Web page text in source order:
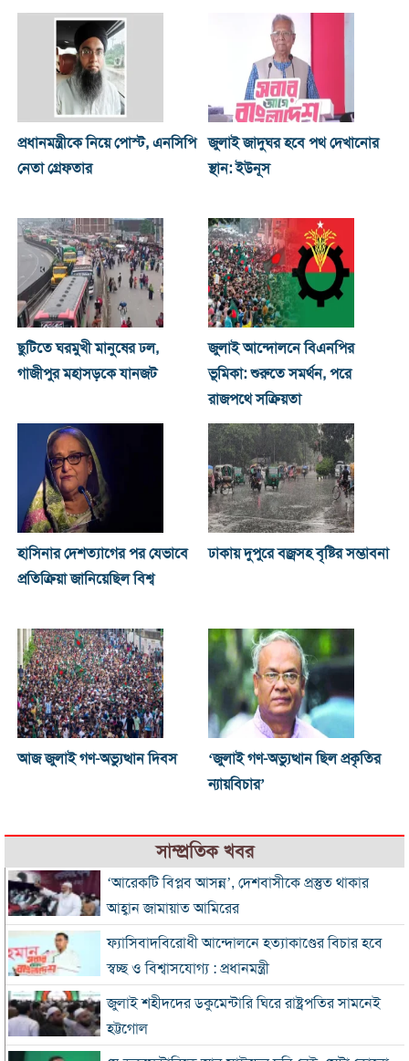
প্রধানমন্ত্রীকে নিয়ে পোস্ট, এনসিপি
নেতা গ্রেফতার
জুলাই জাদুঘর হবে পথ দেখানোর
স্থান: ইউনূস
ছুটিতে ঘরমুখী মানুষের ঢল,
গাজীপুর মহাসড়কে যানজট
জুলাই আন্দোলনে বিএনপির
ভূমিকা: শুরুতে সমর্থন, পরে
রাজপথে সক্রিয়তা
হাসিনার দেশত্যাগের পর যেভাবে
প্রতিক্রিয়া জানিয়েছিল বিশ্ব
ঢাকায় দুপুরে বজ্রসহ বৃষ্টির সম্ভাবনা
আজ জুলাই গণ-অভ্যুত্থান দিবস
‘জুলাই গণ-অভ্যুত্থান ছিল প্রকৃতির
ন্যায়বিচার’
সাম্প্রতিক খবর
‘আরেকটি বিপ্লব আসন্ন’, দেশবাসীকে প্রস্তুত থাকার
আহ্বান জামায়াত আমিরের
ফ্যাসিবাদবিরোধী আন্দোলনে হত্যাকাণ্ডের বিচার হবে
স্বচ্ছ ও বিশ্বাসযোগ্য : প্রধানমন্ত্রী
জুলাই শহীদদের ডকুমেন্টারি ঘিরে রাষ্ট্রপতির সামনেই
হট্টগোল